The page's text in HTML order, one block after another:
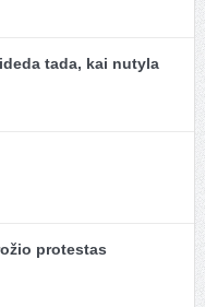
tada, kai nutyla
protestas